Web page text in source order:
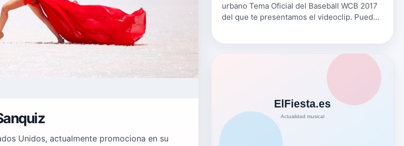
Unidos, actualmente promociona en su
urbano Tema Oficial del Baseball WCB 2017
del que te presentamos el videoclip. Puedes